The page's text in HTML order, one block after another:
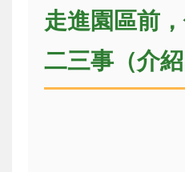
走進園區前
二三事（介紹